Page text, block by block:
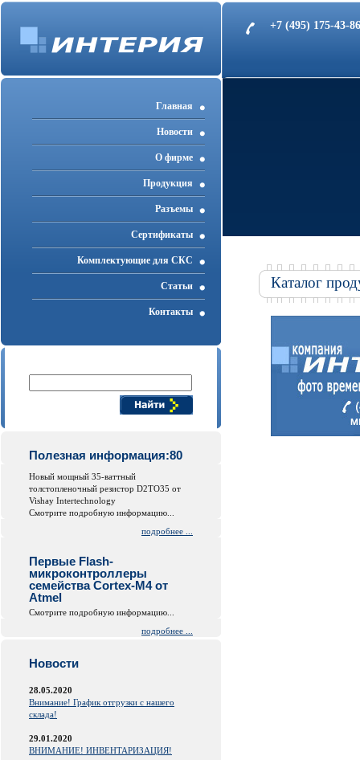
+7 (495) 175-43-
Главная
Новости
О фирме
Продукция
Разъемы
Cертификаты
Комплектующие для СКС
Статьи
Контакты
Полезная информация:80
Новый мощный 35-ваттный
толстопленочный резистор D2TO35 от
Vishay Intertechnology
Смотрите подробную информацию...
подробнее ...
Первые Flash-
микроконтроллеры
семейства Cortex-M4 от
Atmel
Смотрите подробную информацию...
подробнее ...
Новости
28.05.2020
Внимание! График отгрузки с нашего
склада!
29.01.2020
ВНИМАНИЕ! ИНВЕНТАРИЗАЦИЯ!
Каталог